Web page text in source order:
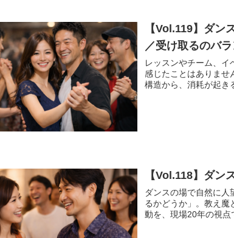
【Vol.119】ダ
／受け取るのバ
レッスンやチーム、イ
感じたことはありませ
構造から、消耗が起き
【Vol.118】ダン
ダンスの場で自然に
るかどうか」。教え魔
動を、現場20年の視点